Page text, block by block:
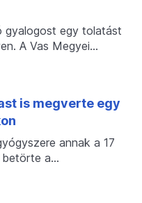
gyalogost egy tolatást
A Vas Megyei…
is megverte egy
annak a 17
betörte a…